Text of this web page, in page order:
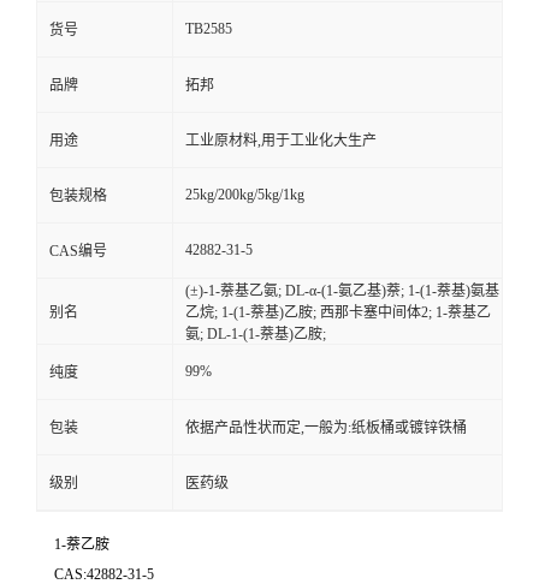
货号 TB2585
品牌 拓邦
用途 工业原材料,用于工业化大生产
包装规格 25kg/200kg/5kg/1kg
CAS编号 42882-31-5
别名
(±)-1-萘基乙氨; DL-α-(1-氨乙基)萘; 1-(1-萘基)氨基
乙烷; 1-(1-萘基)乙胺; 西那卡塞中间体2; 1-萘基乙
氨; DL-1-(1-萘基)乙胺;
纯度 99%
包装 依据产品性状而定,一般为:纸板桶或镀锌铁桶
级别 医药级
1-萘乙胺
CAS:42882-31-5